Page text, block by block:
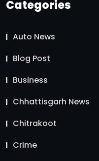
Categories
Auto News
Blog Post
Business
Chhattisgarh News
Chitrakoot
Crime